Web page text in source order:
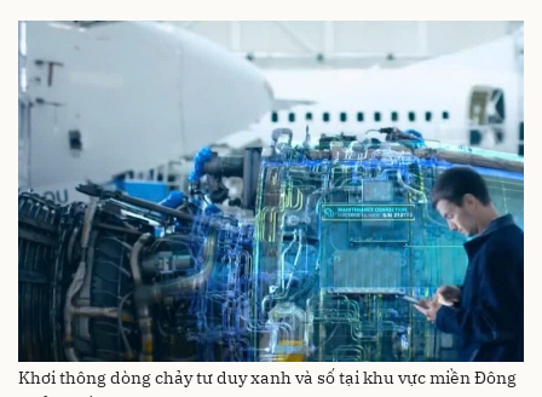
Khơi thông dòng chảy tư duy xanh và số tại khu vực miền Đông